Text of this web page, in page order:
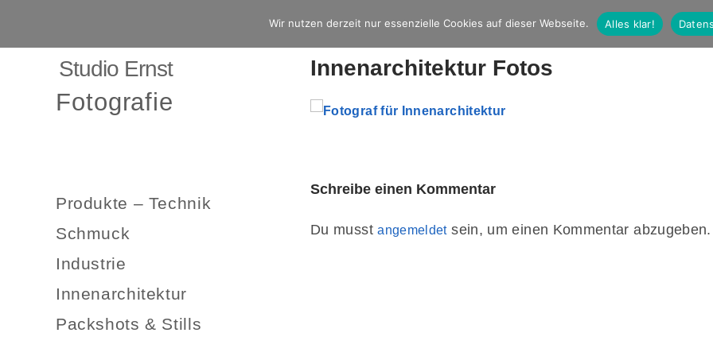
Studio Ernst
Fotografie
Produkte – Technik
Schmuck
Industrie
Innenarchitektur
Packshots & Stills
Innenarchitektur Fotos
Schreibe einen Kommentar
Du musstangemeldetsein, um einen Kommentar abzugeben.
Wir nutzen derzeit nur essenzielle Cookies auf dieser Webseite. Alles klar!